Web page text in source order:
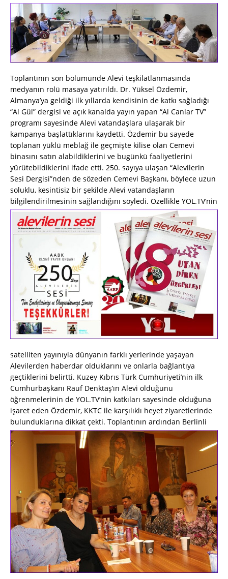
Toplantının son bölümünde Alevi teşkilatlanmasında
medyanın rolü masaya yatırıldı. Dr. Yüksel Özdemir,
Almanya’ya geldiği ilk yıllarda kendisinin de katkı sağladığı
“Al Gül” dergisi ve açık kanalda yayın yapan “Al Canlar TV”
programı sayesinde Alevi vatandaşlara ulaşarak bir
kampanya başlattıklarını kaydetti. Özdemir bu sayede
toplanan yüklü meblağ ile geçmişte kilise olan Cemevi
binasını satın alabildiklerini ve bugünkü faaliyetlerini
yürütebildiklerini ifade etti. 250. sayıya ulaşan “Alevilerin
Sesi Dergisi”nden de sözeden Cemevi Başkanı, böylece uzun
soluklu, kesintisiz bir şekilde Alevi vatandaşların
bilgilendirilmesinin sağlandığını söyledi. Özellikle YOL.TV’nin
satelliten yayınıyla dünyanın farklı yerlerinde yaşayan
Alevilerden haberdar olduklarını ve onlarla bağlantıya
geçtiklerini belirtti. Kuzey Kıbrıs Türk Cumhuriyeti’nin ilk
Cumhurbaşkanı Rauf Denktaş’ın Alevi olduğunu
öğrenmelerinin de YOL.TV’nin katkıları sayesinde olduğuna
işaret eden Özdemir, KKTC ile karşılıklı heyet ziyaretlerinde
bulunduklarına dikkat çekti. Toplantının ardından Berlinli